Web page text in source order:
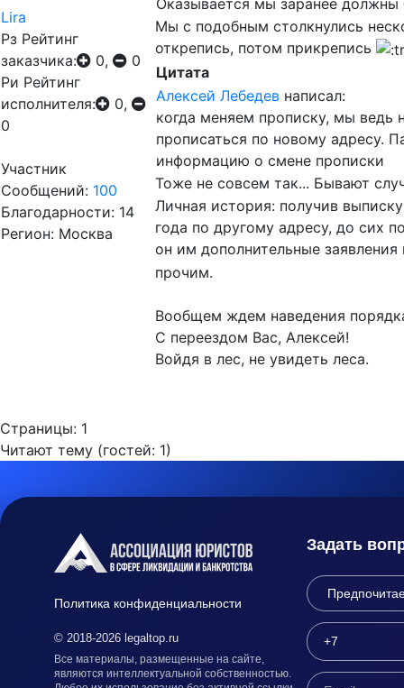
Lira
Рз Рейтинг
заказчика:
0,
0
Ри Рейтинг
исполнителя:
0,
0
Участник
Сообщений: 100
Благодарности: 14
Регион: Москва
Оказывается мы заранее должны
Мы с подобным столкнулись
открепись, потом прикрепись
Цитата
Алексей Лебедев написал:
когда меняем прописку, мы
прописаться по новому адресу.
информацию о смене прописки
Тоже не совсем так... Бывают
Личная история: получив
года по другому адресу, до сих
он им дополнительные
прочим.
Вообщем ждем наведения
С переездом Вас, Алексей!
Войдя в лес, не увидеть леса.
Страницы: 1
Читают тему (гостей: 1)
Политика конфиденциальности
© 2018-2026 legaltop.ru
Все материалы, размещенные на сайте,
являются интеллектуальной собственностью.
Задать